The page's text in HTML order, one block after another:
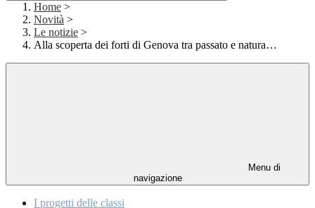
Home >
Novità >
Le notizie >
Alla scoperta dei forti di Genova tra passato e natura…
Menu di
navigazione
I progetti delle classi